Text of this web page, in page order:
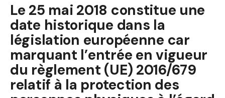
Le 25 mai 2018 constitue une
date historique dans la
législation européenne car
marquant l’entrée en vigueur
du règlement (UE) 2016/679
relatif à la protection des